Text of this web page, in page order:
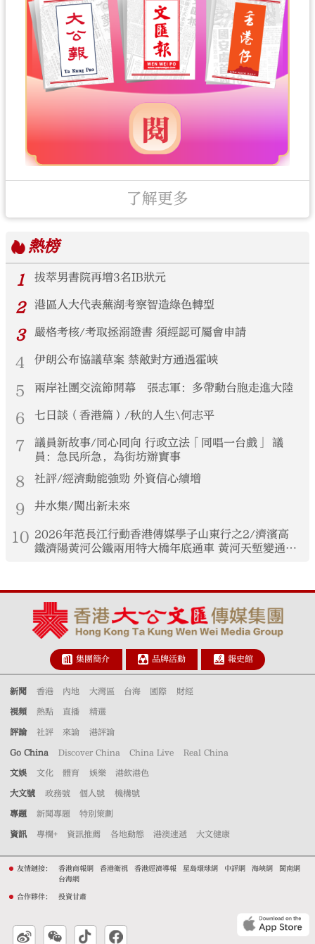
了解更多
熱榜
1
拔萃男書院再增3名IB狀元
2 港區人大代表蕪湖考察智造綠色轉型
3 嚴格考核/考取拯溺證書 須經認可屬會申請
4 伊朗公布協議草案 禁敵對方通過霍峽
5 兩岸社團交流節開幕 張志軍：多帶動台胞走進大陸
6 七日談（香港篇）/秋的人生\何志平
7
議員新故事/同心同向 行政立法「同唱一台戲」 議
員：急民所急，為街坊辦實事
8 社評/經濟動能強勁 外資信心續增
9 井水集/闖出新未來
10 2026年范長江行動香港傳媒學子山東行之2/濟濱高
鐵濟陽黃河公鐵兩用特大橋年底通車 黃河天塹變通途
集團簡介 品牌活動 報史館
新聞 香港 內地 大灣區 台海 國際 財經
視頻 熱點 直播 精選
評論 社評 來論 港評論
Go China Discover China China Live Real China
文娛 文化 體育 娛樂 港飲港色
大文號 政務號 個人號 機構號
專題 新聞專題 特別策劃
資訊 專欄+ 資訊推薦 各地動態 港澳速遞 大文健康
友情鏈接： 香港商報網 香港衛視 香港經濟導報 星島環球網 中評網 海峽網
閩南網
台海網
合作夥伴： 投資甘肅